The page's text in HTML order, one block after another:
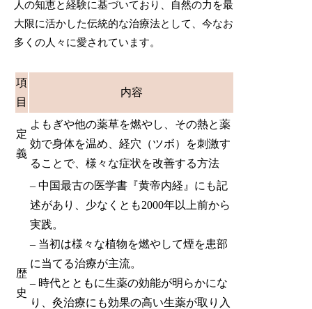
人の知恵と経験に基づいており、自然の力を最
大限に活かした伝統的な治療法として、今なお
多くの人々に愛されています。
項
目
内容
定
義
よもぎや他の薬草を燃やし、その熱と薬
効で身体を温め、経穴（ツボ）を刺激す
ることで、様々な症状を改善する方法
歴
史
– 中国最古の医学書『黄帝内経』にも記
述があり、少なくとも2000年以上前から
実践。
– 当初は様々な植物を燃やして煙を患部
に当てる治療が主流。
– 時代とともに生薬の効能が明らかにな
り、灸治療にも効果の高い生薬が取り入